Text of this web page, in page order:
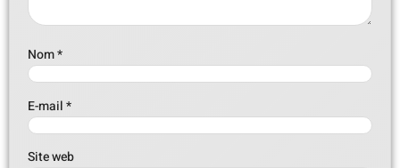
Nom*
E-mail*
Site web